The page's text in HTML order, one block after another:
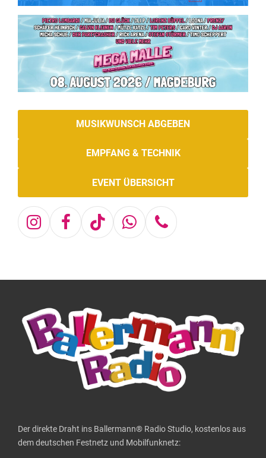
MUSIKWUNSCH ABGEBEN
EMPFANG & TECHNIK
EVENT ÜBERSICHT
Instagram
Facebook
TiktokWhatsapp
Telefon
Der direkte Draht ins Ballermann® Radio Studio, kostenlos aus
dem deutschen Festnetz und Mobilfunknetz: